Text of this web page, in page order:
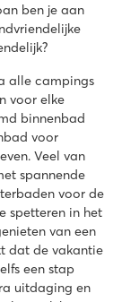
ben je aan
alle campings
voor elke
binnenbad
voor
Veel van
spannende
voor de
spetteren in het
van een
dat de vakantie
een stap
uitdaging en